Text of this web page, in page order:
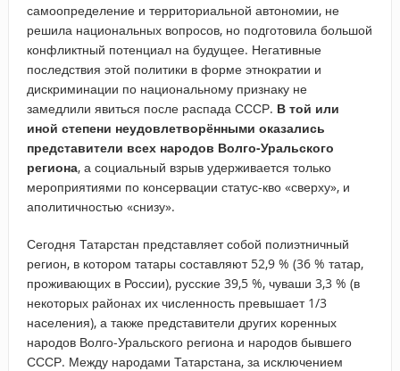
самоопределение и территориальной автономии, не
решила национальных вопросов, но подготовила большой
конфликтный потенциал на будущее. Негативные
последствия этой политики в форме этнократии и
дискриминации по национальному признаку не
замедлили явиться после распада СССР. В той или
иной степени неудовлетворёнными оказались
представители всех народов Волго-Уральского
региона, а социальный взрыв удерживается только
мероприятиями по консервации статус-кво «сверху», и
аполитичностью «снизу».
Сегодня Татарстан представляет собой полиэтничный
регион, в котором татары составляют 52,9 % (36 % татар,
проживающих в России), русские 39,5 %, чуваши 3,3 % (в
некоторых районах их численность превышает 1/3
населения), а также представители других коренных
народов Волго-Уральского региона и народов бывшего
СССР. Между народами Татарстана, за исключением